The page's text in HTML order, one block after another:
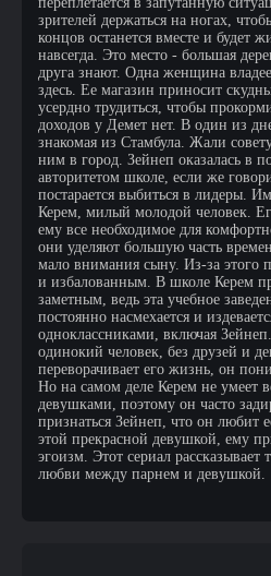
зрителей держаться на ногах,
концов останется вместе и будет
навсегда. Это место - большая
друга знают. Одна женщина
здесь. Ее магазин приносит
усердно трудиться, чтобы
доходов у Демет нет. В один из
знакомая из Стамбула. Жали
ним в город. Зейнеп оказалась в
авторитетом школе, если же
постарается выбиться в лидеры.
Керем, милый молодой человек.
ему все необходимое для
они уделяют большую часть
мало внимания сыну. Из-за этого
и избалованным. В школе Керем
заметным, ведь эта учебное
постоянно насмехается и
одноклассниками, включая
одинокий человек, без друзей и
переворачивает его жизнь, он
Но на самом деле Керем не умеет
девушками, поэтому он часто
признаться Зейнеп, что он любит
этой прекрасной девушкой, ему
эгоизм. Этот сериал рассказывает
любви между парнем и девушкой.